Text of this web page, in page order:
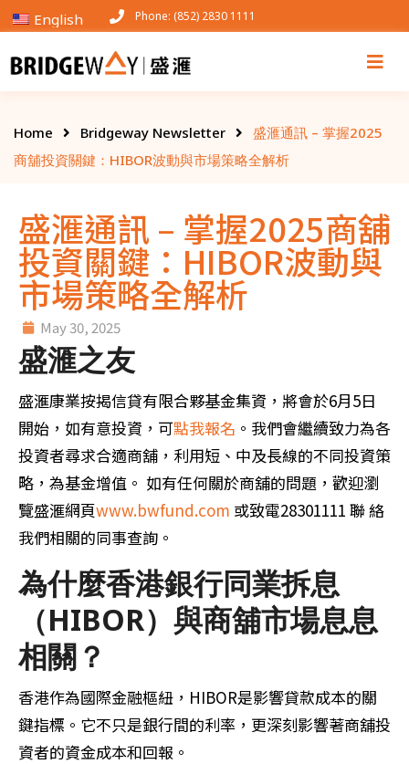
Phone: (852) 2830 1111
Home Bridgeway Newsletter
盛滙通訊 – 掌握2025
商舖投資關鍵：HIBOR波動與市場策略全解析
盛滙通訊 – 掌握2025商舖
投資關鍵：HIBOR波動與
市場策略全解析
May 30, 2025
盛滙之友
盛滙康業按揭信貸有限合夥基金集資，將會於6月5日
開始，如有意投資，可點我報名 。我們會繼續致力為各
投資者尋求合適商舖，利用短、中及長線的不同投資策
略，為基金增值。 如有任何關於商舖的問題，歡迎瀏
覽盛滙網頁www.bwfund.com 或致電28301111 聯 絡
我們相關的同事查詢。
為什麼香港銀行同業拆息
（HIBOR）與商舖市場息息
相關？
香港作為國際金融樞紐，HIBOR是影響貸款成本的關
鍵指標。它不只是銀行間的利率，更深刻影響著商舖投
資者的資金成本和回報。
English